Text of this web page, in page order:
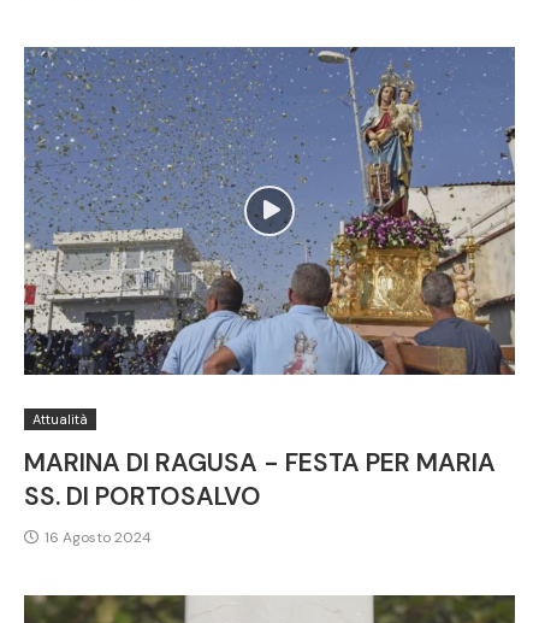
Attualità
MARINA DI RAGUSA - FESTA PER MARIA
SS. DI PORTOSALVO
16 Agosto 2024